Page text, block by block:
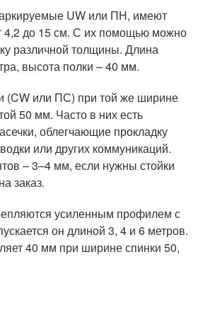
UW или ПН, имеют
4,2 до 15 см. С их помощью можно
различной толщины. Длина
высота полки – 40 мм.
(CW или ПС) при той же ширине
50 мм. Часто в них есть
облегчающие прокладку
или других коммуникаций.
– 3–4 мм, если нужны стойки
заказ.
усиленным профилем с
он длиной 3, 4 и 6 метров.
40 мм при ширине спинки 50,